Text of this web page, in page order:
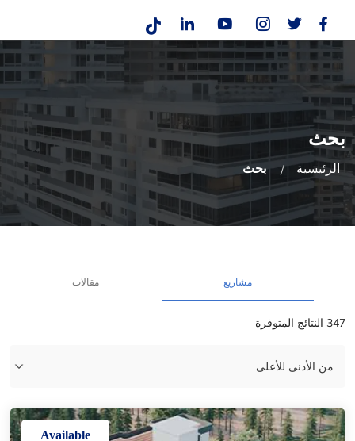
بحث
الرئيسية بحث
مشاريع مقالات
347 النتائج المتوفرة
Available